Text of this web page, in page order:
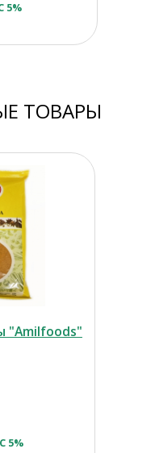
5%
ТОВАРЫ
"Amilfoods"
5%